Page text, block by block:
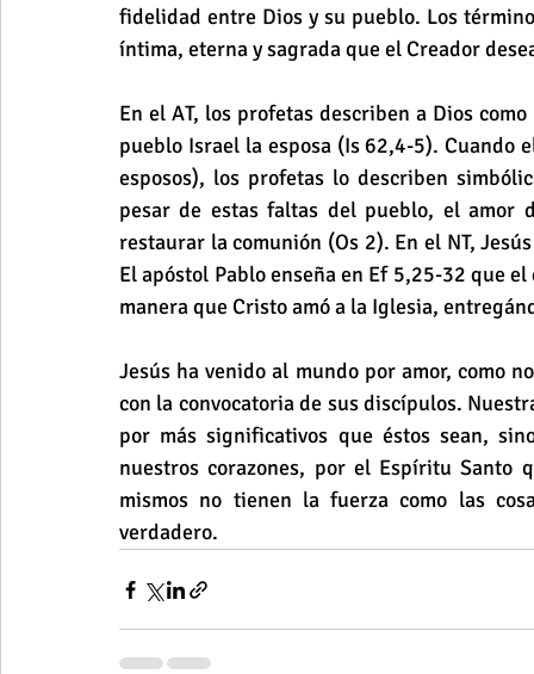
fidelidad entre Dios y su pueblo. Los
íntima, eterna y sagrada que el Creador
En el AT, los profetas describen a Dios
pueblo Israel la esposa (Is 62,4-5). Cuando
esposos), los profetas lo describen
pesar de estas faltas del pueblo, el amor
restaurar la comunión (Os 2). En el NT,
El apóstol Pablo enseña en Ef 5,25-32 que
manera que Cristo amó a la Iglesia,
Jesús ha venido al mundo por amor, como
con la convocatoria de sus discípulos.
por más significativos que éstos sean,
nuestros corazones, por el Espíritu Santo
mismos no tienen la fuerza como las
verdadero.